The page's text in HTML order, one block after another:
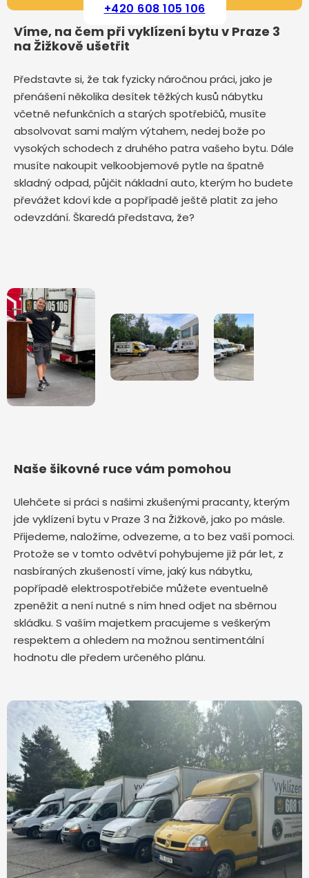
+420 608 105 106
Víme, na čem při vyklízení bytu v Praze 3
na Žižkově ušetřit
Představte si, že tak fyzicky náročnou práci, jako je
přenášení několika desítek těžkých kusů nábytku
včetně nefunkčních a starých spotřebičů, musíte
absolvovat sami malým výtahem, nedej bože po
vysokých schodech z druhého patra vašeho bytu. Dále
musíte nakoupit velkoobjemové pytle na špatně
skladný odpad, půjčit nákladní auto, kterým ho budete
převážet kdoví kde a popřípadě ještě platit za jeho
odevzdání. Škaredá představa, že?
Naše šikovné ruce vám pomohou
Ulehčete si práci s našimi zkušenými pracanty, kterým
jde vyklízení bytu v Praze 3 na Žižkově,jako po másle.
Přijedeme, naložíme, odvezeme, a to bez vaší pomoci.
Protože se v tomto odvětví pohybujeme již pár let, z
nasbíraných zkušeností víme, jaký kus nábytku,
popřípadě elektrospotřebiče můžete eventuelně
zpeněžit a není nutné s ním hned odjet na sběrnou
skládku. S vaším majetkem pracujeme s veškerým
respektem a ohledem na možnou sentimentální
hodnotu dle předem určeného plánu.